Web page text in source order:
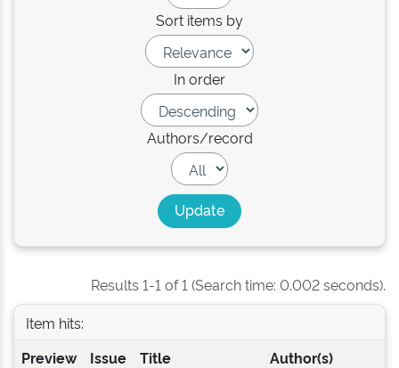
Sort items by
In order
Authors/record
Results 1-1 of 1 (Search time: 0.002 seconds).
Item hits:
Preview
Issue
Title Author(s)